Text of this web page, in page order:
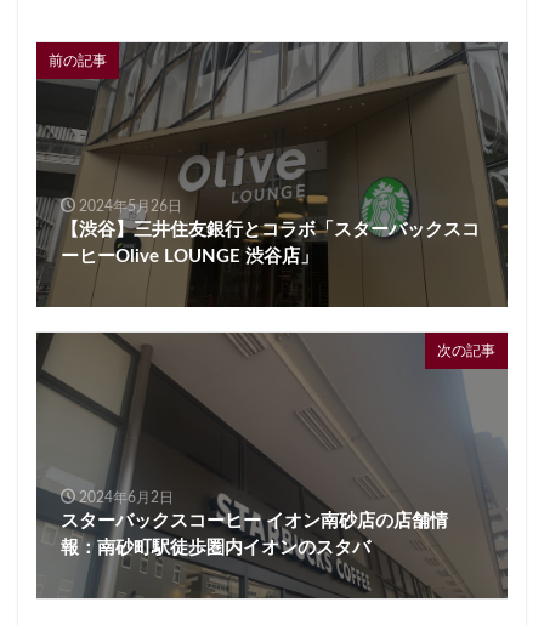
前の記事
2024年5月26日
【渋谷】三井住友銀行とコラボ「スターバックスコ
ーヒーOlive LOUNGE 渋谷店」
次の記事
2024年6月2日
スターバックスコーヒー イオン南砂店の店舗情
報：南砂町駅徒歩圏内イオンのスタバ